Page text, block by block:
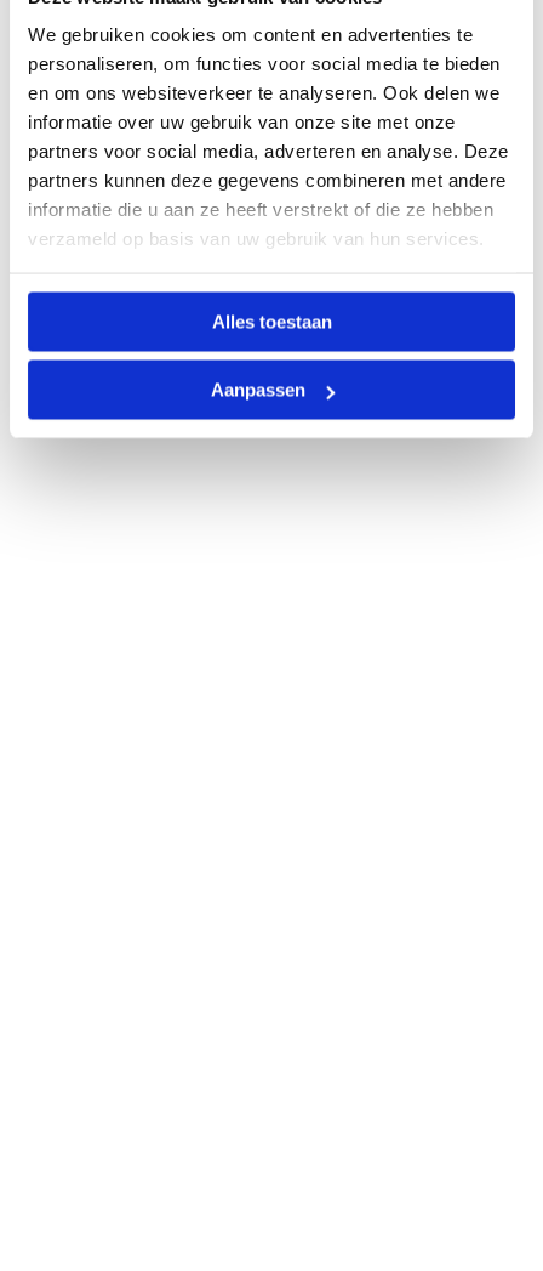
We gebruiken cookies om content en advertenties te
personaliseren, om functies voor social media te bieden
en om ons websiteverkeer te analyseren. Ook delen we
informatie over uw gebruik van onze site met onze
partners voor social media, adverteren en analyse. Deze
partners kunnen deze gegevens combineren met andere
informatie die u aan ze heeft verstrekt of die ze hebben
verzameld op basis van uw gebruik van hun services.
Alles toestaan
Aanpassen